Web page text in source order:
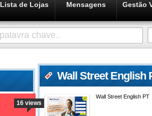
Lista de Lojas Mensagens Gestão
16 views
Wall Street English
Wall Street English PT